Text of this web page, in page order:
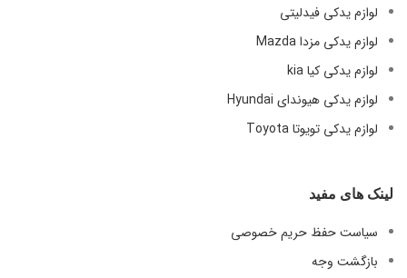
لوازم یدکی فیدلیتی
لوازم یدکی مزدا Mazda
لوازم یدکی کیا kia
لوازم یدکی هیوندای Hyundai
لوازم یدکی تویوتا Toyota
لینک های مفید
سیاست حفظ حریم خصوصی
بازگشت وجه